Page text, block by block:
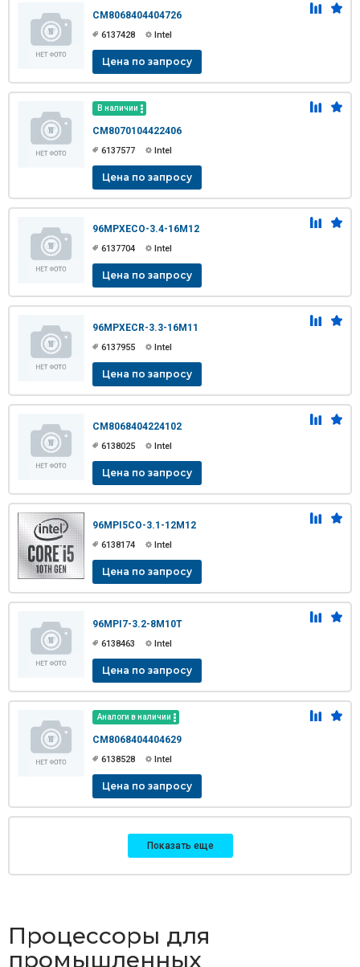
CM8068404404726
6137428 Intel
Цена по запросу
В наличии
CM8070104422406
6137577 Intel
Цена по запросу
96MPXECO-3.4-16M12
6137704 Intel
Цена по запросу
96MPXECR-3.3-16M11
6137955 Intel
Цена по запросу
CM8068404224102
6138025 Intel
Цена по запросу
96MPI5CO-3.1-12M12
6138174 Intel
Цена по запросу
96MPI7-3.2-8M10T
6138463 Intel
Цена по запросу
Аналоги в наличии
CM8068404404629
6138528 Intel
Цена по запросу
Показать еще
Процессоры для
промышленных